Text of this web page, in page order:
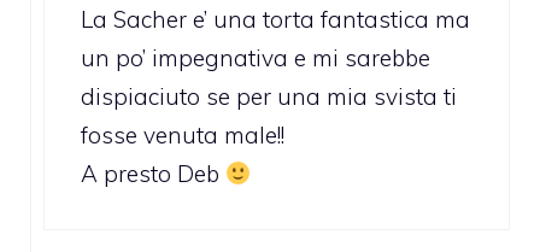
La Sacher e’ una torta fantastica ma
un po’ impegnativa e mi sarebbe
dispiaciuto se per una mia svista ti
fosse venuta male!!
A presto Deb